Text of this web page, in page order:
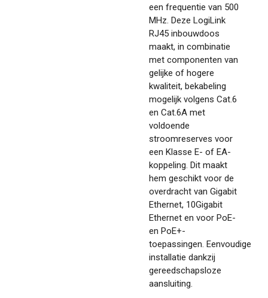
een frequentie van 500
MHz. Deze LogiLink
RJ45 inbouwdoos
maakt, in combinatie
met componenten van
gelijke of hogere
kwaliteit, bekabeling
mogelijk volgens Cat.6
en Cat.6A met
voldoende
stroomreserves voor
een Klasse E- of EA-
koppeling. Dit maakt
hem geschikt voor de
overdracht van Gigabit
Ethernet, 10Gigabit
Ethernet en voor PoE-
en PoE+-
toepassingen. Eenvoudige
installatie dankzij
gereedschapsloze
aansluiting.